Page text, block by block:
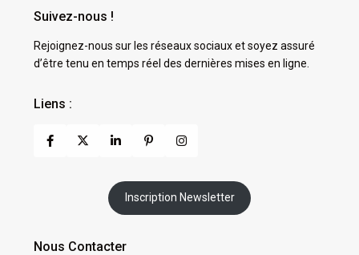
Suivez-nous !
Rejoignez-nous sur les réseaux sociaux et soyez assuré
d’être tenu en temps réel des dernières mises en ligne.
Liens :
Inscription Newsletter
Nous Contacter